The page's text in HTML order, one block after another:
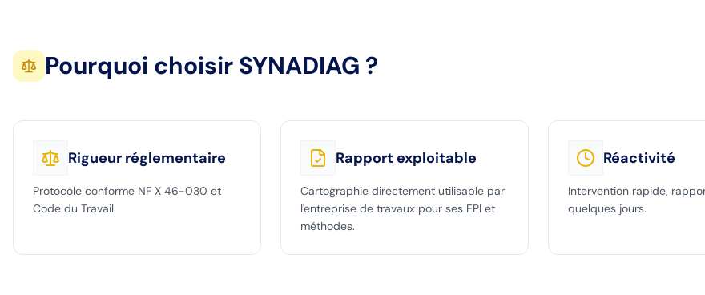
Pourquoi choisir SYNADIAG ?
Rigueur réglementaire
Protocole conforme NF X 46-030 et
Code du Travail.
Rapport exploitable
Cartographie directement utilisable par
l'entreprise de travaux pour ses EPI et
méthodes.
Réactivité
Intervention rapide,
quelques jours.